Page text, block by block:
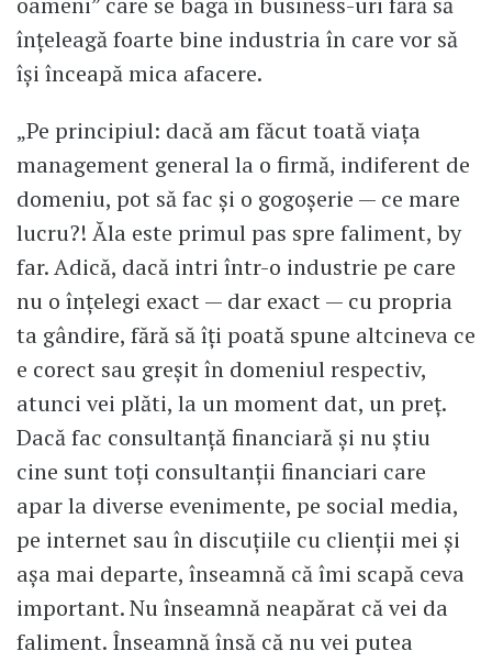
înțeleagă foarte bine industria în care vor să
își înceapă mica afacere.
„Pe principiul: dacă am făcut toată viața
management general la o firmă, indiferent de
domeniu, pot să fac și o gogoșerie — ce mare
lucru?! Ăla este primul pas spre faliment, by
far. Adică, dacă intri într-o industrie pe care
nu o înțelegi exact — dar exact — cu propria
ta gândire, fără să îți poată spune altcineva ce
e corect sau greșit în domeniul respectiv,
atunci vei plăti, la un moment dat, un preț.
Dacă fac consultanță financiară și nu știu
cine sunt toți consultanții financiari care
apar la diverse evenimente, pe social media,
pe internet sau în discuțiile cu clienții mei și
așa mai departe, înseamnă că îmi scapă ceva
important. Nu înseamnă neapărat că vei da
faliment. Înseamnă însă că nu vei putea